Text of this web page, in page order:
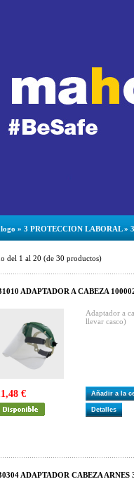
» 3 PROTECCION LABORAL»
del 1 al 20 (de 30 productos)
ADAPTADOR A CABEZA
Adaptador a
llevar casco)
€ Añadir a la
Detalles
ADAPTADOR CABEZA ARNES